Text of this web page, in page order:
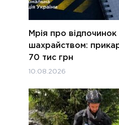
Мрія про
шахрайством:
70 тис грн
10.08.2026